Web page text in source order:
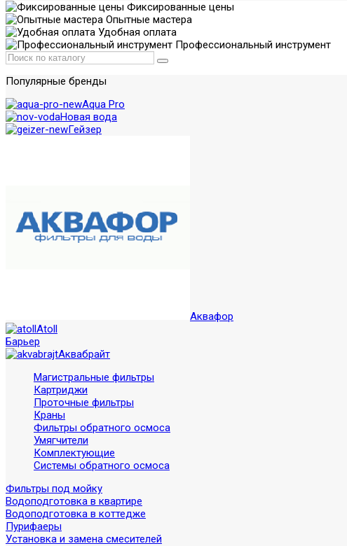
Фиксированные цены
Опытные мастера
Удобная оплата
Профессиональный инструмент
Популярные бренды
Aqua Pro
Новая вода
Гейзер
Аквафор
Atoll
Барьер
Аквабрайт
Магистральные фильтры
Картриджи
Проточные фильтры
Краны
Фильтры обратного осмоса
Умягчители
Комплектующие
Системы обратного осмоса
Фильтры под мойку
Водоподготовка в квартире
Водоподготовка в коттедже
Пурифаеры
Установка и замена смесителей